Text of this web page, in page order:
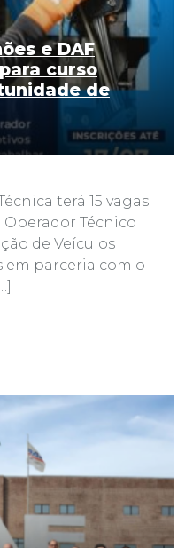
e DAF
curso
de
terá 15 vagas
Técnico
de Veículos
em parceria com o